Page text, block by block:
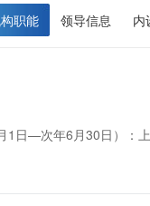
职能 领导信息 内
日—次年6月30日）：